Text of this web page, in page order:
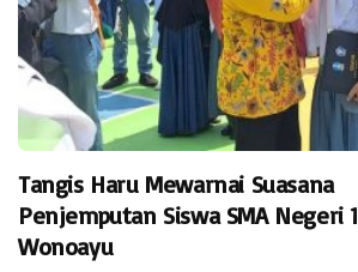
Tangis Haru Mewarnai Suasana
Penjemputan Siswa SMA Negeri 1
Wonoayu